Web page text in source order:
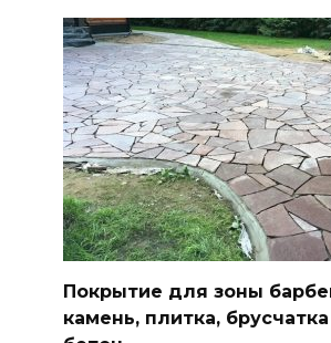
Покрытие для зоны
камень, плитка,